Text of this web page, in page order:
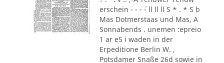
erschein - - - ´- ll ll ll S * . * S b
Mas Dotmerstaas und Mas, A
Sonnabends . unemen :epreio
1 ar e5 i waden in der
Erpeditione Berlin W. ,
Potsdamer Snaße 26d sowie in